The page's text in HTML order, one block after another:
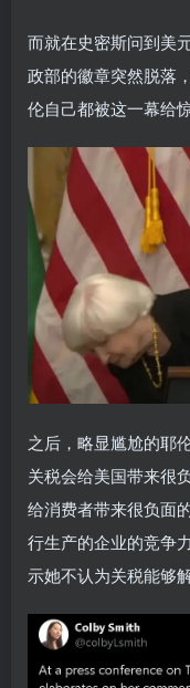
而就在史密斯问到美
政部的徽章突然脱落
伦自己都被这一幕给
之后，略显尴尬的耶
关税会给美国带来很
给消费者带来很负面
行生产的企业的竞争
示她不认为关税能够